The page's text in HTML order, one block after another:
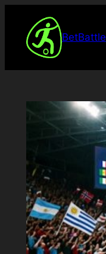
indhold
BetBattle